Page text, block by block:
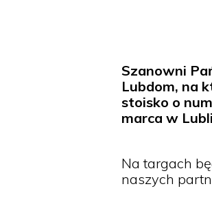
Szanowni
Lubdom, na
stoisko o
marca w
Na targach
naszych